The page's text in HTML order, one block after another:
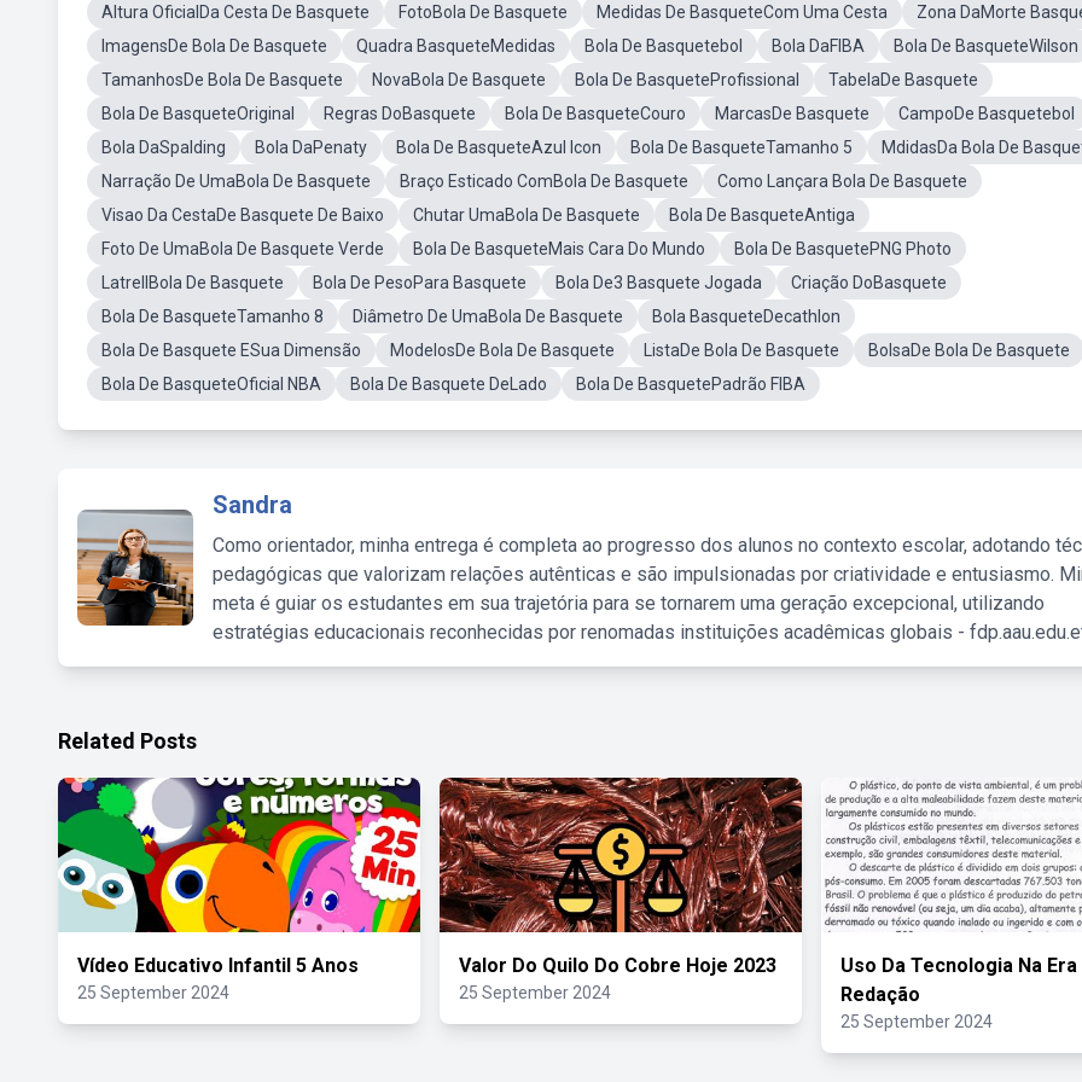
Altura OficialDa Cesta De Basquete
FotoBola De Basquete Medidas De BasqueteCom Uma Cesta
Zona DaMorte
ImagensDe Bola De Basquete
Quadra BasqueteMedidas Bola De Basquetebol Bola DaFIBA
Bola De BasqueteWilson
TamanhosDe Bola De Basquete
NovaBola De Basquete Bola De BasqueteProfissional
TabelaDe Basquete
Bola De BasqueteOriginal
Regras DoBasquete Bola De BasqueteCouro MarcasDe Basquete
CampoDe Basquetebol
Bola DaSpalding
Bola DaPenaty Bola De BasqueteAzul Icon Bola De BasqueteTamanho 5
MdidasDa Bola De
Narração De UmaBola De Basquete
Braço Esticado ComBola De Basquete
Como Lançara Bola De Basquete
Visao Da CestaDe Basquete De Baixo
Chutar UmaBola De Basquete
Bola De BasqueteAntiga
Foto De UmaBola De Basquete Verde
Bola De BasqueteMais Cara Do Mundo
Bola De BasquetePNG Photo
LatrellBola De Basquete
Bola De PesoPara Basquete Bola De3 Basquete Jogada
Criação DoBasquete
Bola De BasqueteTamanho 8
Diâmetro De UmaBola De Basquete
Bola BasqueteDecathlon
Bola De Basquete ESua Dimensão
ModelosDe Bola De Basquete ListaDe Bola De Basquete
BolsaDe Bola De Basquete
Bola De BasqueteOficial NBA
Bola De Basquete DeLado Bola De BasquetePadrão FIBA
Sandra
Como orientador, minha entrega é completa ao progresso dos alunos no contexto escolar, adotando
pedagógicas que valorizam relações autênticas e são impulsionadas por criatividade e entusiasmo.
meta é guiar os estudantes em sua trajetória para se tornarem uma geração excepcional, utilizando
estratégias educacionais reconhecidas por renomadas instituições acadêmicas globais -
Related Posts
Vídeo Educativo Infantil 5 Anos
25 September 2024
Valor Do Quilo Do Cobre Hoje 2023
25 September 2024
Uso Da Tecnologia Na
Redação
25 September 2024